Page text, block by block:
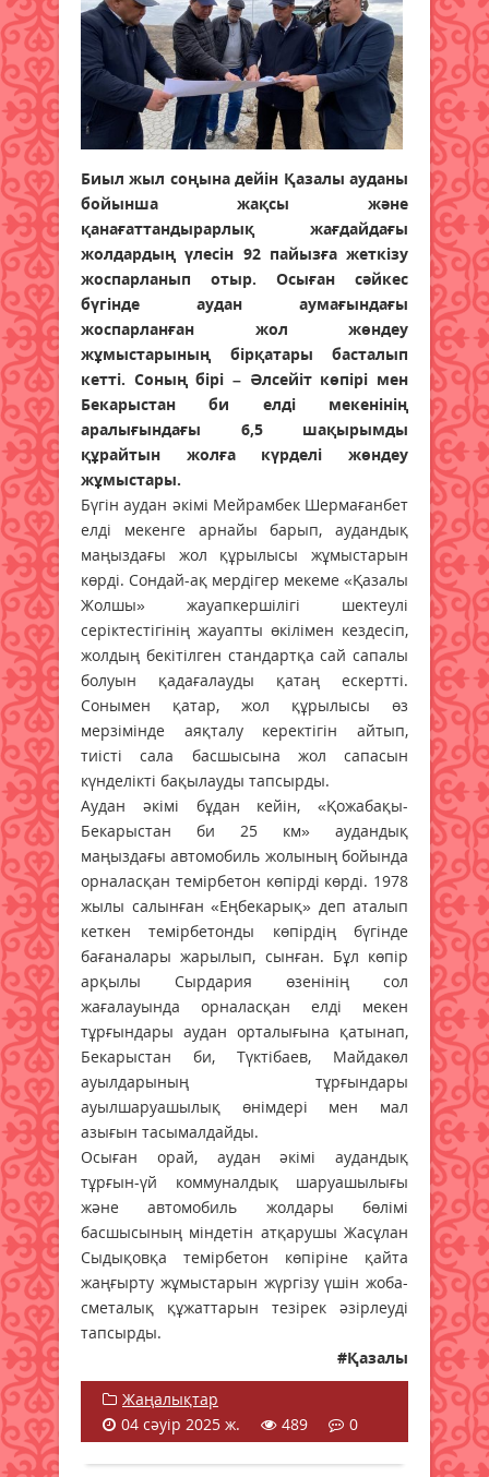
Биыл жыл соңына дейін Қазалы ауданы
бойынша жақсы және
қанағаттандырарлық жағдайдағы
жолдардың үлесін 92 пайызға жеткізу
жоспарланып отыр. Осыған сәйкес
бүгінде аудан аумағындағы
жоспарланған жол жөндеу
жұмыстарының бірқатары басталып
кетті. Соның бірі – Әлсейіт көпірі мен
Бекарыстан би елді мекенінің
аралығындағы 6,5 шақырымды
құрайтын жолға күрделі жөндеу
жұмыстары.
Бүгін аудан әкімі Мейрамбек Шермағанбет
елді мекенге арнайы барып, аудандық
маңыздағы жол құрылысы жұмыстарын
көрді. Сондай-ақ мердігер мекеме «Қазалы
Жолшы» жауапкершілігі шектеулі
серіктестігінің жауапты өкілімен кездесіп,
жолдың бекітілген стандартқа сай сапалы
болуын қадағалауды қатаң ескертті.
Сонымен қатар, жол құрылысы өз
мерзімінде аяқталу керектігін айтып,
тиісті сала басшысына жол сапасын
күнделікті бақылауды тапсырды.
Аудан әкімі бұдан кейін, «Қожабақы-
Бекарыстан би 25 км» аудандық
маңыздағы автомобиль жолының бойында
орналасқан темірбетон көпірді көрді. 1978
жылы салынған «Еңбекарық» деп аталып
кеткен темірбетонды көпірдің бүгінде
бағаналары жарылып, сынған. Бұл көпір
арқылы Сырдария өзенінің сол
жағалауында орналасқан елді мекен
тұрғындары аудан орталығына қатынап,
Бекарыстан би, Түктібаев, Майдакөл
ауылдарының тұрғындары
ауылшаруашылық өнімдері мен мал
азығын тасымалдайды.
Осыған орай, аудан әкімі аудандық
тұрғын-үй коммуналдық шаруашылығы
және автомобиль жолдары бөлімі
басшысының міндетін атқарушы Жасұлан
Сыдықовқа темірбетон көпіріне қайта
жаңғырту жұмыстарын жүргізу үшін жоба-
сметалық құжаттарын тезірек әзірлеуді
тапсырды.
#Қазалы
Жаңалықтар
04 сәуір 2025 ж.
489 0